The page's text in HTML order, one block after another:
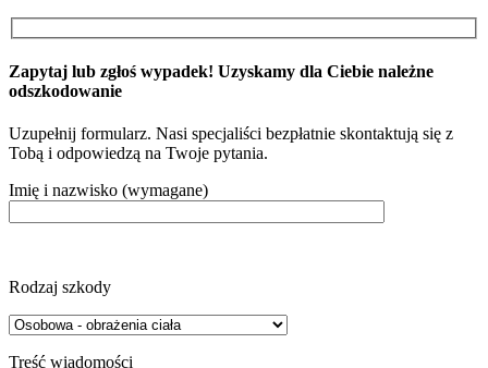
Zapytaj lub zgłoś wypadek! Uzyskamy dla Ciebie należne
odszkodowanie
Uzupełnij formularz. Nasi specjaliści bezpłatnie skontaktują się z
Tobą i odpowiedzą na Twoje pytania.
Imię i nazwisko (wymagane)
Rodzaj szkody
Treść wiadomości